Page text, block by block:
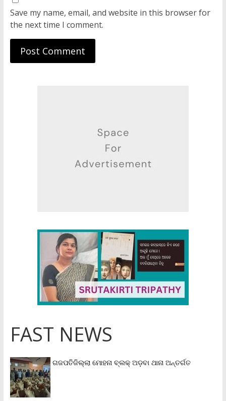
Save my name, email, and website in this browser for
the next time I comment.
FAST NEWS
ଗଜପତିଜିଲ୍ଲା ମୋହନା ବ୍ଲକ୍‌ ଅଡ଼ବା ଥାନା ଅନ୍ତର୍ଗତ